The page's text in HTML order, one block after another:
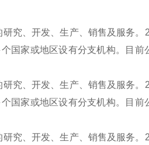
究、开发、生产、销售及服务
国家或地区设有分支机构。目前
究、开发、生产、销售及服务
国家或地区设有分支机构。目前
究、开发、生产、销售及服务